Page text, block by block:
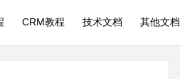
CRM教程 技术文档 其他文档